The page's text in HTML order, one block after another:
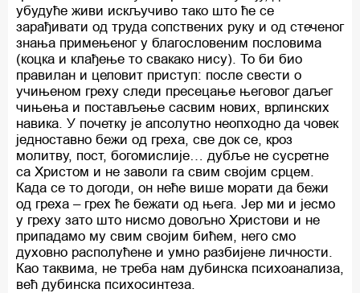
убудуће живи искључиво тако што ће се
зарађивати од труда сопствених руку и од стеченог
знања примењеног у благословеним пословима
(коцка и клађење то свакако нису). То би био
правилан и целовит приступ: после свести о
учињеном греху следи пресецање његовог даљег
чињења и постављење сасвим нових, врлинских
навика. У почетку је апсолутно неопходно да човек
једноставно бежи од греха, све док се, кроз
молитву, пост, богомислије… дубље не сусретне
са Христом и не заволи га свим својим срцем.
Када се то догоди, он неће више морати да бежи
од греха – грех ће бежати од њега. Јер ми и јесмо
у греху зато што нисмо довољно Христови и не
припадамо му свим својим бићем, него смо
духовно располућене и умно разбијене личности.
Као таквима, не треба нам дубинска психоанализа,
већ дубинска психосинтеза.